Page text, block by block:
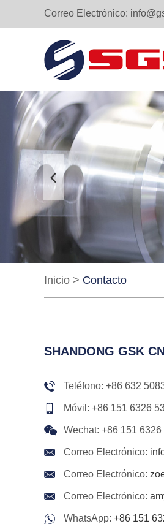
Correo Electrónico:
Inicio > Contacto
SHANDONG GSK
Teléfono: +86 632
Móvil: +86 151 6326
Wechat: +86 151 6326
Correo Electrónico:
Correo Electrónico:
Correo Electrónico:
WhatsApp: +86 151